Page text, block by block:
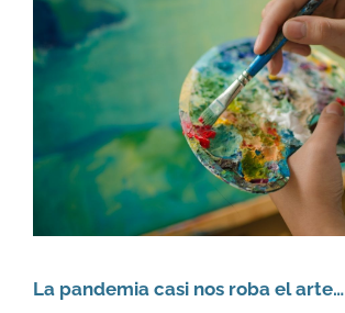
La pandemia casi nos roba el arte…